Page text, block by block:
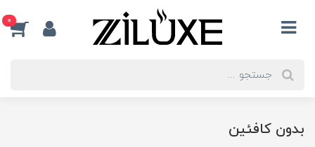
0
بدون کافئین